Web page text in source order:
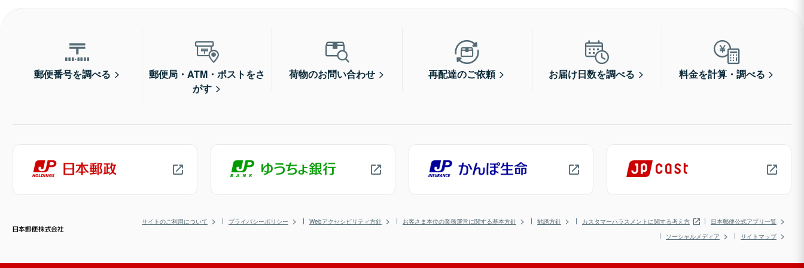
郵便番号を調べる
郵便局・ATM・ポストをさ
がす
荷物のお問い合わせ 再配達のご依頼 お届け日数を調べる 料金を計算・調べる
サイトのご利用について プライバシーポリシー Webアクセシビリティ方針 お客さま本位の業務運営に関する基本方針 勧誘方針 カスタマーハラスメントに関する考え方
日本郵便公式アプリ一覧
ソーシャルメディア
サイトマップ